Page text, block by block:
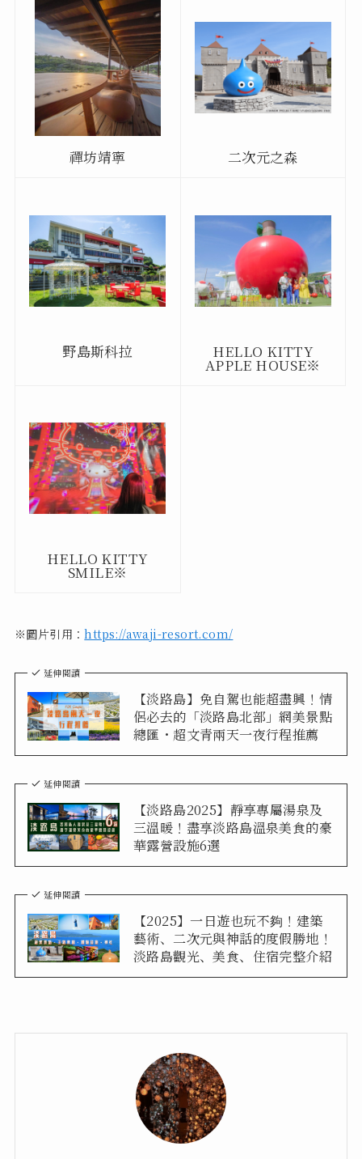
禪坊靖寧 二次元之森
野島斯科拉 HELLO KITTY
APPLE HOUSE※
HELLO KITTY
SMILE※
※圖片引用：https://awaji-resort.com/
延伸閱讀
【淡路島】免自駕也能超盡興！情
侶必去的「淡路島北部」網美景點
總匯・超文青兩天一夜行程推薦
延伸閱讀
【淡路島2025】靜享專屬湯泉及
三溫暖！盡享淡路島溫泉美食的豪
華露營設施6選
延伸閱讀
【2025】一日遊也玩不夠！建築
藝術、二次元與神話的度假勝地！
淡路島觀光、美食、住宿完整介紹